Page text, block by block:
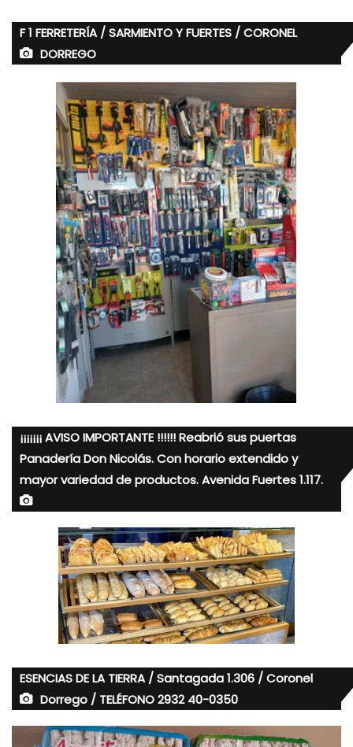
F 1 FERRETERÍA / SARMIENTO Y FUERTES / CORONEL
DORREGO
¡¡¡¡¡¡¡ AVISO IMPORTANTE !!!!!! Reabrió sus puertas
Panadería Don Nicolás. Con horario extendido y
mayor variedad de productos. Avenida Fuertes 1.117.
ESENCIAS DE LA TIERRA / Santagada 1.306 / Coronel
Dorrego / TELÉFONO 2932 40-0350